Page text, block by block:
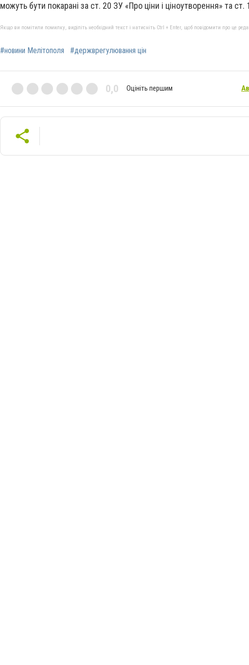
можуть бути покарані за ст. 20 ЗУ «Про ціни і ціноутворення» та
Якщо ви помітили помилку, виділіть необхідний текст і натисніть Ctrl + Enter, щоб повідомити про це
#новини Мелітополя #держврегулювання цін
0,0 Оцініть першим